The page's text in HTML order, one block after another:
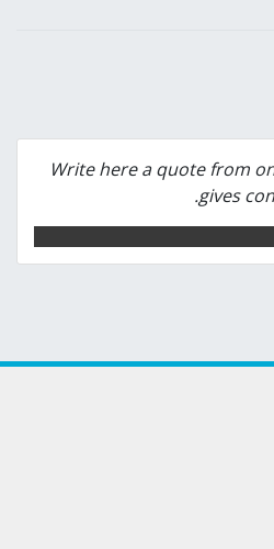
Write here a quote from
gives